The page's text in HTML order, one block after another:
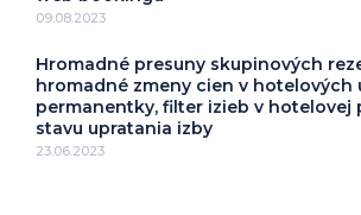
09.08.2023
Hromadné presuny skupinových
hromadné zmeny cien v hotelových
permanentky, filter izieb v hotelovej
stavu upratania izby
23.06.2023